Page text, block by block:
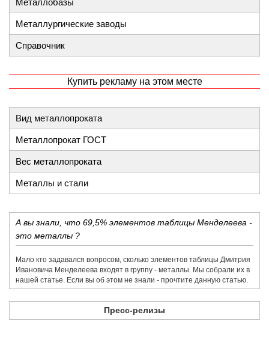
Металлобазы
Металлургические заводы
Справочник
Купить рекламу на этом месте
Вид металлопроката
Металлопрокат ГОСТ
Вес металлопроката
Металлы и стали
А вы знали, что 69,5% элементов таблицы Менделеева -
это металлы ?
Мало кто задавался вопросом, сколько элементов таблицы Дмитрия
Ивановича Менделеева входят в группу - металлы. Мы собрали их в
нашей статье. Если вы об этом не знали - прочтите данную статью.
Пресс-релизы